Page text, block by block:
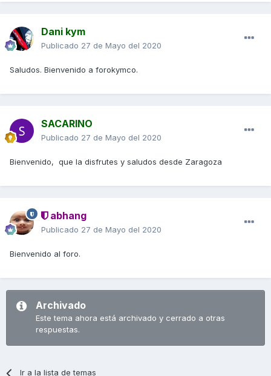
Dani kym
Publicado 27 de Mayo del 2020
Saludos. Bienvenido a forokymco.
SACARINO
Publicado 27 de Mayo del 2020
Bienvenido, que la disfrutes y saludos desde Zaragoza
abhang
Publicado 27 de Mayo del 2020
Bienvenido al foro.
Archivado
Este tema ahora está archivado y cerrado a otras
respuestas.
Ir a la lista de temas